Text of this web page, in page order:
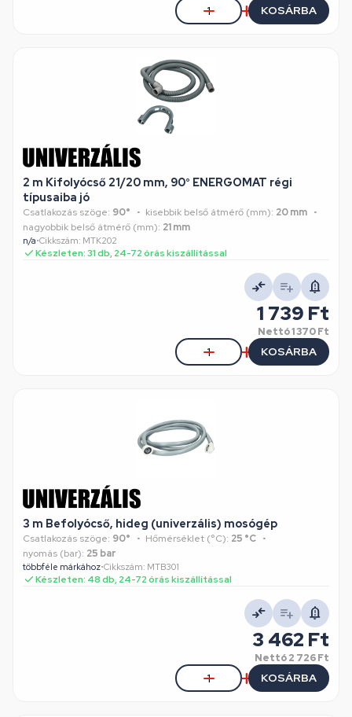
KOSÁRBA
2 m Kifolyócső 21/20 mm, 90° ENERGOMAT régi
típusaiba jó
Csatlakozás szöge: 90° kisebbik belső átmérő (mm): 20 mm
nagyobbik belső átmérő (mm): 21 mm
n/a•Cikkszám: MTK202
Készleten: 31 db, 24-72 órás kiszállítással
1 739 Ft
Nettó1 370 Ft
KOSÁRBA
3 m Befolyócső, hideg (univerzális) mosógép
Csatlakozás szöge: 90° Hőmérséklet (°C): 25 °C
nyomás (bar): 25 bar
többféle márkához•Cikkszám: MTB301
Készleten: 48 db, 24-72 órás kiszállítással
3 462 Ft
Nettó2 726 Ft
KOSÁRBA